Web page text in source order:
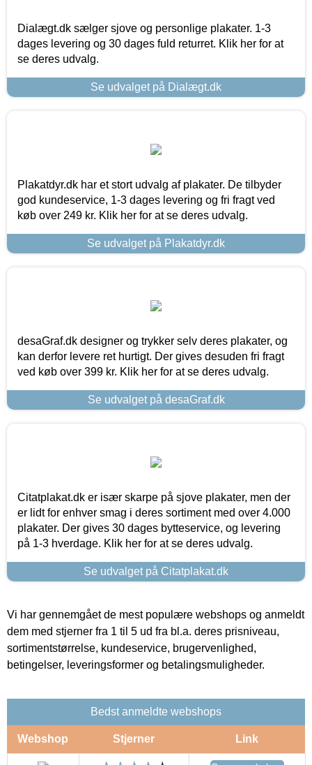
Dialægt.dk sælger sjove og personlige plakater. 1-3
dages levering og 30 dages fuld returret. Klik her for at
se deres udvalg.
Se udvalget på Dialægt.dk
Plakatdyr.dk har et stort udvalg af plakater. De tilbyder
god kundeservice, 1-3 dages levering og fri fragt ved
køb over 249 kr. Klik her for at se deres udvalg.
Se udvalget på Plakatdyr.dk
desaGraf.dk designer og trykker selv deres plakater, og
kan derfor levere ret hurtigt. Der gives desuden fri fragt
ved køb over 399 kr. Klik her for at se deres udvalg.
Se udvalget på desaGraf.dk
Citatplakat.dk er især skarpe på sjove plakater, men der
er lidt for enhver smag i deres sortiment med over 4.000
plakater. Der gives 30 dages bytteservice, og levering
på 1-3 hverdage. Klik her for at se deres udvalg.
Se udvalget på Citatplakat.dk
Vi har gennemgået de mest populære webshops og anmeldt
dem med stjerner fra 1 til 5 ud fra bl.a. deres prisniveau,
sortimentstørrelse, kundeservice, brugervenlighed,
betingelser, leveringsformer og betalingsmuligheder.
Bedst anmeldte webshops
Webshop Stjerner Link